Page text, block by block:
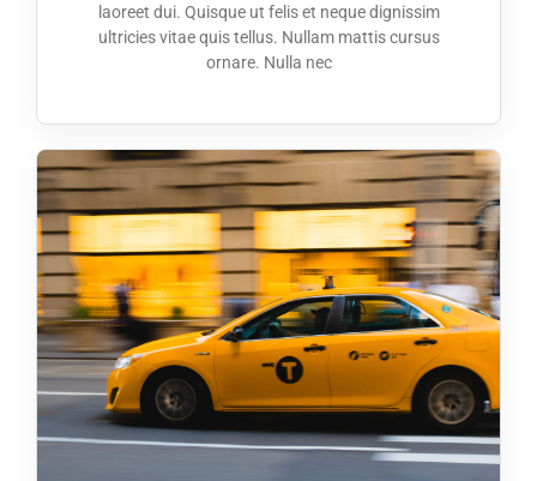
laoreet dui. Quisque ut felis et neque dignissim
ultricies vitae quis tellus. Nullam mattis cursus
ornare. Nulla nec